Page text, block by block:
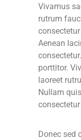
Vivamus
rutrum
Aenean
porttitor.
laoreet
Nullam
Donec sed